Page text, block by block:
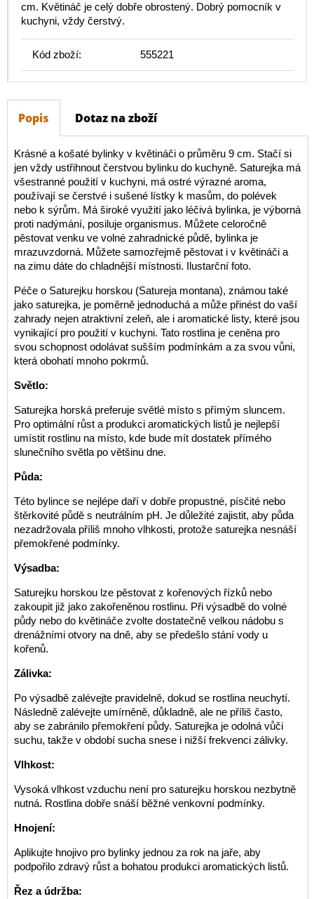
cm. Květináč je celý dobře obrostený. Dobrý pomocník v
kuchyni, vždy čerstvý.
Kód zboží: 555221
Popis Dotaz na zboží
Krásné a košaté bylinky v květináči o průměru 9 cm. Stačí si
jen vždy ustřihnout čerstvou bylinku do kuchyně. Saturejka má
všestranné použití v kuchyni, má ostré výrazné aroma,
používají se čerstvé i sušené lístky k masům, do polévek
nebo k sýrům. Má široké využití jako léčivá bylinka, je výborná
proti nadýmání, posiluje organismus. Můžete celoročně
pěstovat venku ve volné zahradnické půdě, bylinka je
mrazuvzdorná. Můžete samozřejmě pěstovat i v květináči a
na zimu dáte do chladnější místnosti. Ilustarční foto.
Péče o Saturejku horskou (Satureja montana), známou také
jako saturejka, je poměrně jednoduchá a může přinést do vaší
zahrady nejen atraktivní zeleň, ale i aromatické listy, které jsou
vynikající pro použití v kuchyni. Tato rostlina je ceněna pro
svou schopnost odolávat sušším podmínkám a za svou vůni,
která obohatí mnoho pokrmů.
Světlo:
Saturejka horská preferuje světlé místo s přímým sluncem.
Pro optimální růst a produkci aromatických listů je nejlepší
umístit rostlinu na místo, kde bude mít dostatek přímého
slunečního světla po většinu dne.
Půda:
Této bylince se nejlépe daří v dobře propustné, písčité nebo
štěrkovité půdě s neutrálním pH. Je důležité zajistit, aby půda
nezadržovala příliš mnoho vlhkosti, protože saturejka nesnáší
přemokřené podmínky.
Výsadba:
Saturejku horskou lze pěstovat z kořenových řízků nebo
zakoupit již jako zakořeněnou rostlinu. Při výsadbě do volné
půdy nebo do květináče zvolte dostatečně velkou nádobu s
drenážními otvory na dně, aby se předešlo stání vody u
kořenů.
Zálivka:
Po výsadbě zalévejte pravidelně, dokud se rostlina neuchytí.
Následně zalévejte umírněně, důkladně, ale ne příliš často,
aby se zabránilo přemokření půdy. Saturejka je odolná vůči
suchu, takže v období sucha snese i nižší frekvenci zálivky.
Vlhkost:
Vysoká vlhkost vzduchu není pro saturejku horskou nezbytně
nutná. Rostlina dobře snáší běžné venkovní podmínky.
Hnojení:
Aplikujte hnojivo pro bylinky jednou za rok na jaře, aby
podpořilo zdravý růst a bohatou produkci aromatických listů.
Řez a údržba: